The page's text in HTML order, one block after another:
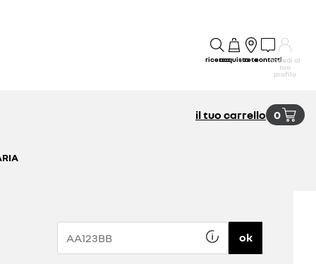
ricercaacquistoretecontattiaccedi al
tuo
profilo
il tuo carrello 0
ok